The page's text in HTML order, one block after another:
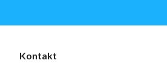
Kontakt